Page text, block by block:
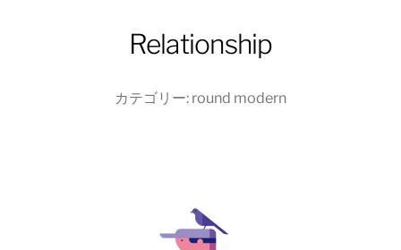
Relationship
カテゴリー: round modern